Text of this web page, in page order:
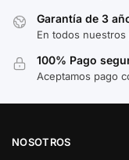
Garantía de 3
En todos
100% Pago
Aceptamos pago
NOSOTROS